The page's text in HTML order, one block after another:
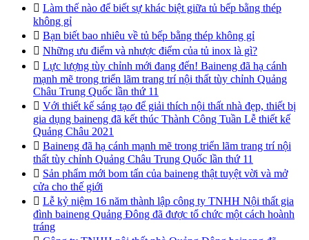
 Làm thế nào để biết sự khác biệt giữa tủ bếp bằng thép
không gỉ
 Bạn biết bao nhiêu về tủ bếp bằng thép không gỉ
 Những ưu điểm và nhược điểm của tủ inox là gì?
 Lực lượng tùy chỉnh mới đang đến! Baineng đã hạ cánh
mạnh mẽ trong triển lãm trang trí nội thất tùy chỉnh Quảng
Châu Trung Quốc lần thứ 11
 Với thiết kế sáng tạo để giải thích nội thất nhà đẹp, thiết bị
gia dụng baineng đã kết thúc Thành Công Tuần Lễ thiết kế
Quảng Châu 2021
 Baineng đã hạ cánh mạnh mẽ trong triển lãm trang trí nội
thất tùy chỉnh Quảng Châu Trung Quốc lần thứ 11
 Sản phẩm mới bom tấn của baineng thật tuyệt vời và mở
cửa cho thế giới
 Lễ kỷ niệm 16 năm thành lập công ty TNHH Nội thất gia
đình baineng Quảng Đông đã được tổ chức một cách hoành
tráng